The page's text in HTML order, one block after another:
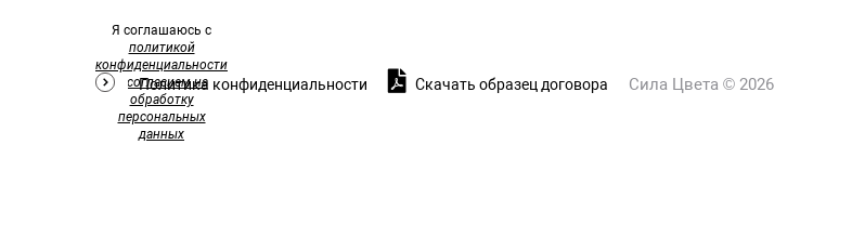
Я соглашаюсь с
политикой
конфиденциальности
согласием на
обработку
персональных
данных
Политика конфиденциальности Скачать образец договора Сила Цвета © 2026